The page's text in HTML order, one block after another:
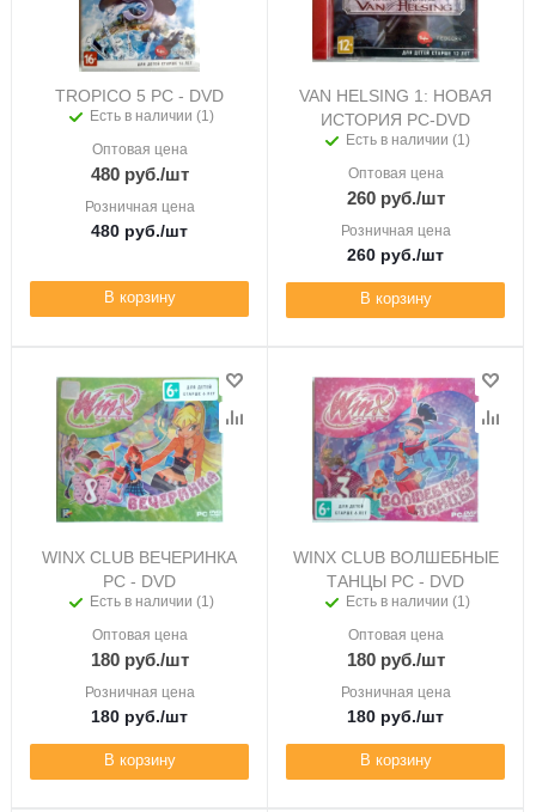
TROPICO 5 PC - DVD
Есть в наличии (1)
Оптовая цена
480руб./шт
Розничная цена
480 руб./шт
В корзину
VAN HELSING 1: НОВАЯ
ИСТОРИЯ PC-DVD
Есть в наличии (1)
Оптовая цена
260руб./шт
Розничная цена
260 руб./шт
В корзину
WINX CLUB ВЕЧЕРИНКА
PC - DVD
Есть в наличии (1)
Оптовая цена
180руб./шт
Розничная цена
180 руб./шт
В корзину
WINX CLUB ВОЛШЕБНЫЕ
ТАНЦЫ PC - DVD
Есть в наличии (1)
Оптовая цена
180руб./шт
Розничная цена
180 руб./шт
В корзину